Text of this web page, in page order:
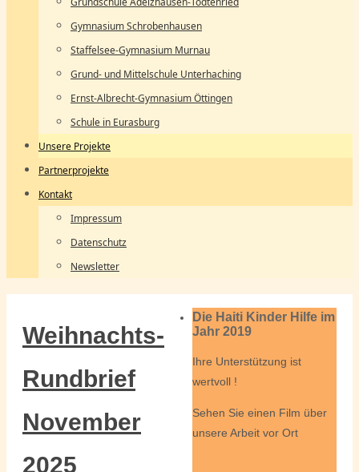
Gymnasium Schrobenhausen
Staffelsee-Gymnasium Murnau
Grund- und Mittelschule Unterhaching
Ernst-Albrecht-Gymnasium Öttingen
Schule in Eurasburg
Unsere Projekte
Partnerprojekte
Kontakt
Impressum
Datenschutz
Newsletter
Weihnachts-
Rundbrief
November
2025
Die Haiti Kinder Hilfe im
Jahr 2019
Ihre Unterstützung ist
wertvoll !
Sehen Sie einen Film über
unsere Arbeit vor Ort